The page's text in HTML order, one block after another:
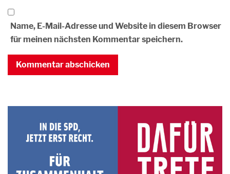
Name, E-Mail-Adresse und Website in diesem Browser
für meinen nächsten Kommentar speichern.